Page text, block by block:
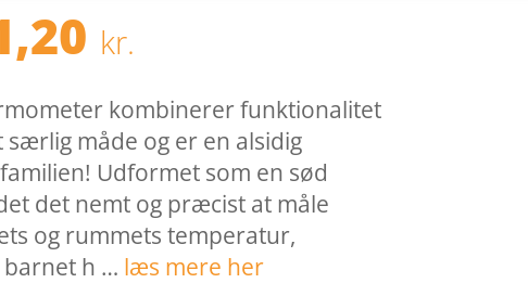
kr..
kr.
pris
er:
151,20 kr..
kombinerer funktionalitet
særlig måde og er en alsidig
Udformet som en sød
det nemt og præcist at måle
og rummets temperatur,
barnet h … læs mere her